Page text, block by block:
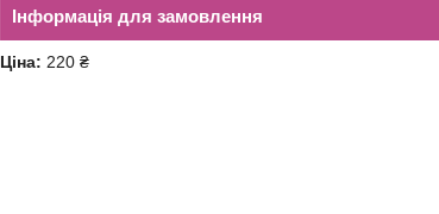
Інформація для замовлення
Ціна: 220 ₴